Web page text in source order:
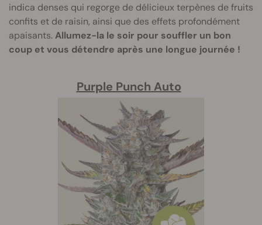
indica denses qui regorge de délicieux terpènes de fruits
confits et de raisin, ainsi que des effets profondément
apaisants.Allumez-la le soir pour souffler un bon
coup et vous détendre après une longue journée !
Purple Punch Auto